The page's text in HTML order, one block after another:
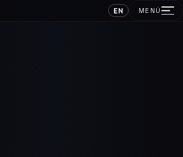
EN MENÚ